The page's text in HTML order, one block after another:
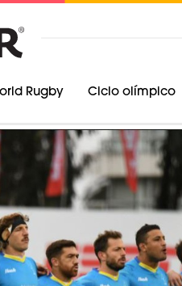
Rugby Ciclo olímpico